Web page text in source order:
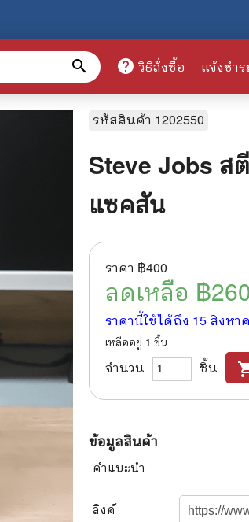
รหัสสินค้า 1202550
Steve Jobs ส
แซคสัน
ราคา ฿400
ลดเหลือ ฿
ราคานี้ใช้ได้ถึง 15 สิงหา
เหลืออยู่ 1 ชิ้น
จำนวน ชิ้น
ข้อมูลสินค้า
คำแนะนำ
ลิงค์
search help วิธีสั่งซื้อ แจ้งชำร
หมวดหมู่สินค้า
📺 เรื่องย่อละครโทรทัศน์
นิตยสารดารารุ่นเก่า
แฟนคลับดารา
เรื่องย่อซีรี่ย์ต่างประเทศ
🌍 ทั่วไปและวาไรตี้
🤡 เรื่องสั้น ขำขัน
🎨 ศิลปะและการออกแบบ
🎸 ดนตรี
🩱 แฟชั่น